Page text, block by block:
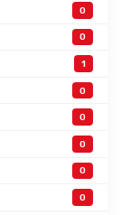
0
0
1
0
0
0
0
0